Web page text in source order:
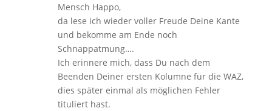
Mensch Happo,
da lese ich wieder voller Freude Deine Kante
und bekomme am Ende noch
Schnappatmung….
Ich erinnere mich, dass Du nach dem
Beenden Deiner ersten Kolumne für die WAZ,
dies später einmal als möglichen Fehler
tituliert hast.